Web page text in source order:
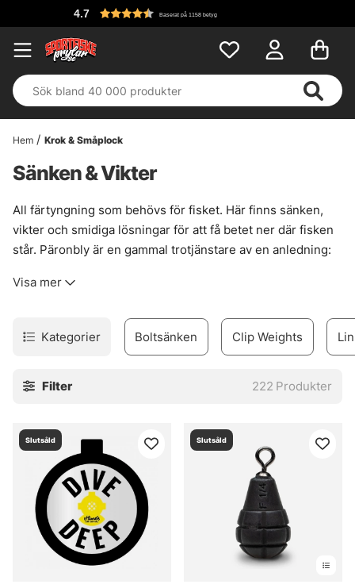
Baserat på 1158 betyg
Hem Krok & Småplock
Sänken & Vikter
All färtyngning som behövs för fisket. Här finns sänken,
vikter och smidiga lösningar för att få betet ner där fisken
står. Päronbly är en gammal trotjänstare av en anledning:
ligga still på botten. Blyfria alternativ finns också på många
till det.
Osäker på storlek? Då är sortimentlådor ett smart drag. De
prova sig fram vid sjö, älv eller kust. Praktiskt när
kan göra stor skillnad när presentationen ska sitta.
» Tillbaka till krok & småpill
Vanliga frågor om sänken & vikter
Visa mer
Kategorier Boltsänken Clip Weights
Filter 222 Produkter
Slutsåld Slutsåld